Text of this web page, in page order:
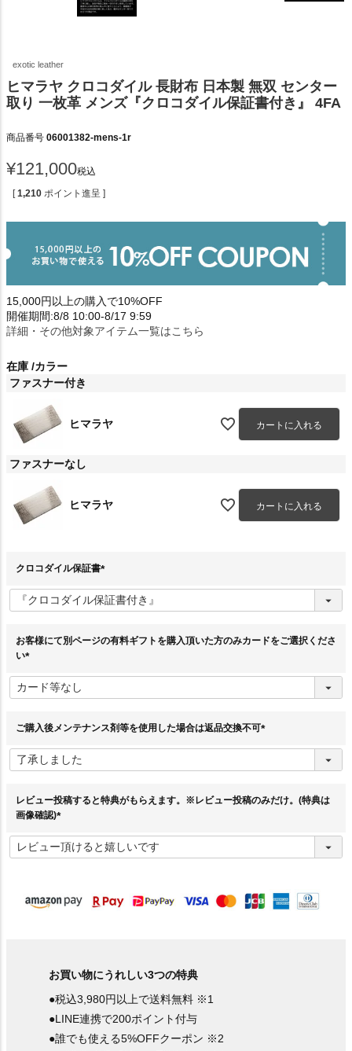
exotic leather
ヒマラヤ クロコダイル 長財布 日本製 無双 センター
取り 一枚革 メンズ『クロコダイル保証書付き』 4FA
商品番号 06001382-mens-1r
¥121,000税込
[ 1,210 ポイント進呈 ]
15,000円以上の購入で10%OFF
開催期間:8/8 10:00-8/17 9:59
詳細・その他対象アイテム一覧はこちら
在庫 カラー
ファスナー付き
ヒマラヤ カートに入れる
ファスナーなし
ヒマラヤ カートに入れる
クロコダイル保証書
必
須
お客様にて別ページの有料ギフトを購入頂いた方のみカードをご選択くださ
い
必
須
ご購入後メンテナンス剤等を使用した場合は返品交換不可
須
レビュー投稿すると特典がもらえます。※レビュー投稿のみだけ。(特典は
画像確認)
必
須
お買い物にうれしい3つの特典
●税込3,980円以上で送料無料 ※1
●LINE連携で200ポイント付与
●誰でも使える5%OFFクーポン ※2